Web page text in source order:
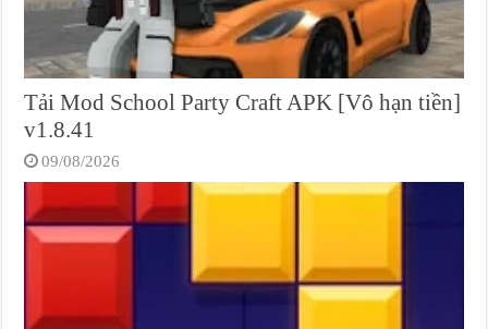
Tải Mod School Party Craft APK [Vô hạn tiền]
v1.8.41
09/08/2026